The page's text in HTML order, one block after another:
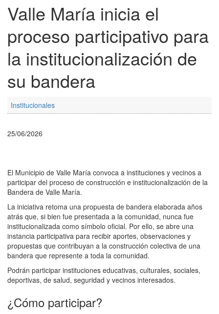
Valle María inicia el
proceso participativo para
la institucionalización de
su bandera
Institucionales
25/06/2026
El Municipio de Valle María convoca a instituciones y vecinos a
participar del proceso de construcción e institucionalización de la
Bandera de Valle María.
La iniciativa retoma una propuesta de bandera elaborada años
atrás que, si bien fue presentada a la comunidad, nunca fue
institucionalizada como símbolo oficial. Por ello, se abre una
instancia participativa para recibir aportes, observaciones y
propuestas que contribuyan a la construcción colectiva de una
bandera que represente a toda la comunidad.
Podrán participar instituciones educativas, culturales, sociales,
deportivas, de salud, seguridad y vecinos interesados.
¿Cómo participar?